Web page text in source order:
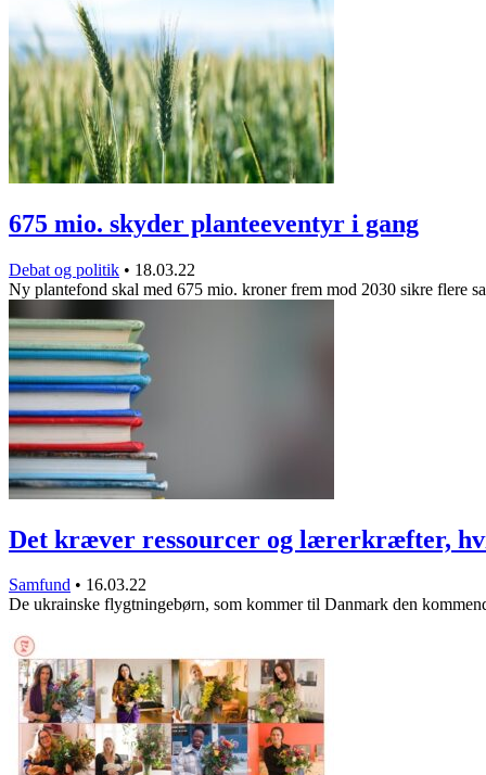
675 mio. skyder planteeventyr i gang
Debat og politik • 18.03.22
Ny plantefond skal med 675 mio. kroner frem mod 2030 sikre flere
Det kræver ressourcer og lærerkræfter,
Samfund • 16.03.22
De ukrainske flygtningebørn, som kommer til Danmark den